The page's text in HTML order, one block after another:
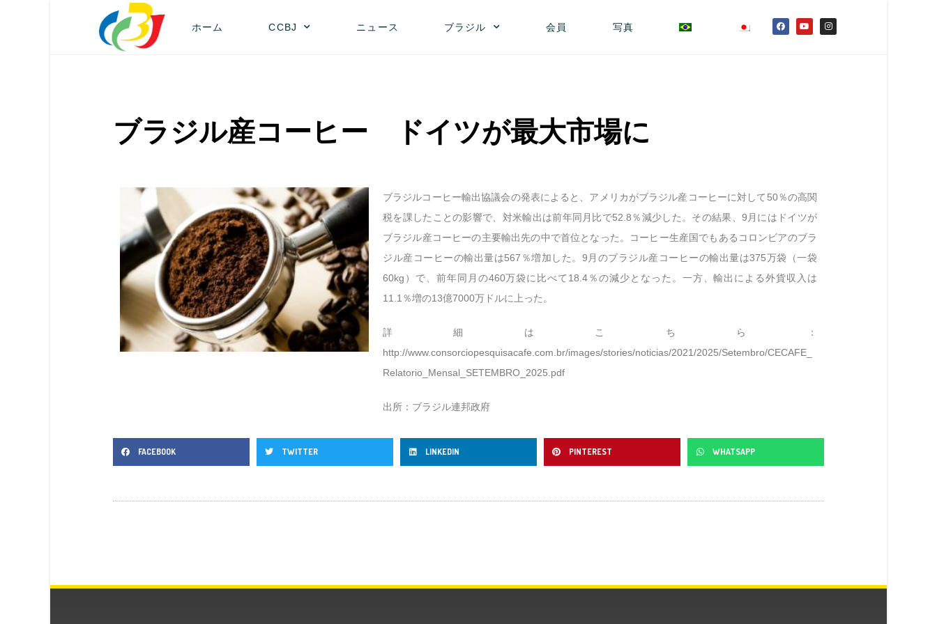
ホーム CCBJ ニュース ブラジル 会員 写真
ブラジル産コーヒー ドイツが最大市場に
ブラジルコーヒー輸出協議会の発表によると、アメリカがブラジル産コーヒーに対して50％の高関
税を課したことの影響で、対米輸出は前年同月比で52.8％減少した。その結果、9月にはドイツが
ブラジル産コーヒーの主要輸出先の中で首位となった。コーヒー生産国でもあるコロンビアのブラ
ジル産コーヒーの輸出量は567％増加した。9月のブラジル産コーヒーの輸出量は375万袋（一袋
60kg）で、前年同月の460万袋に比べて18.4％の減少となった。一方、輸出による外貨収入は
11.1％増の13億7000万ドルに上った。
詳細はこちら：
http://www.consorciopesquisacafe.com.br/images/stories/noticias/2021/2025/Setembro/CECAFE_
Relatorio_Mensal_SETEMBRO_2025.pdf
出所：ブラジル連邦政府
FACEBOOK TWITTER LINKEDIN PINTEREST WHATSAPP